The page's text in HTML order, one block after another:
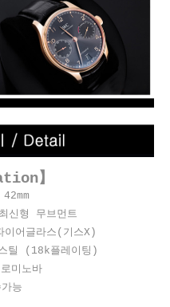
】
신형 무브먼트
어글라스(기스X)
틸
(18k플레이팅)
미노바
능